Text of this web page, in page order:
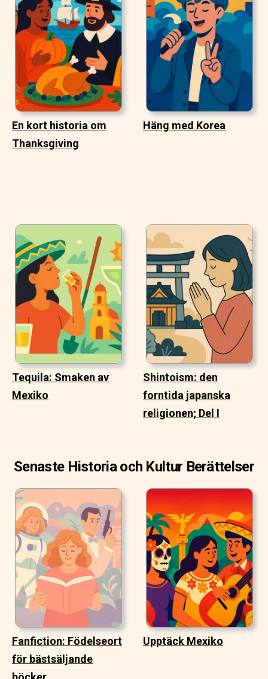
En kort historia om
Thanksgiving
Häng med Korea
Tequila: Smaken av
Mexiko
Shintoism: den
forntida japanska
religionen; Del I
Senaste Historia och Kultur Berättelser
Fanfiction: Födelseort
för bästsäljande
Upptäck Mexiko